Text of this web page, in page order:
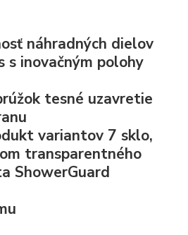
náhradných dielov
s inovačným polohy
tesné uzavretie
variantov 7 sklo,
transparentného
ShowerGuard